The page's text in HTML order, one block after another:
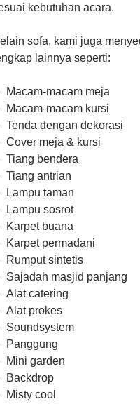
kebutuhan acara.
sofa, kami juga
lainnya seperti:
Macam-macam meja
Macam-macam kursi
Tenda dengan dekorasi
Cover meja & kursi
Tiang bendera
Tiang antrian
Lampu taman
Lampu sosrot
Karpet buana
Karpet permadani
Rumput sintetis
Sajadah masjid panjang
Alat catering
Alat prokes
Soundsystem
Panggung
Mini garden
Backdrop
Misty cool